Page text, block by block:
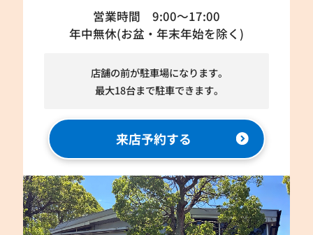
営業時間 9:00～17:00
年中無休(お盆・年末年始を除く)
店舗の前が駐車場になります。
最大18台まで駐車できます。
来店予約する